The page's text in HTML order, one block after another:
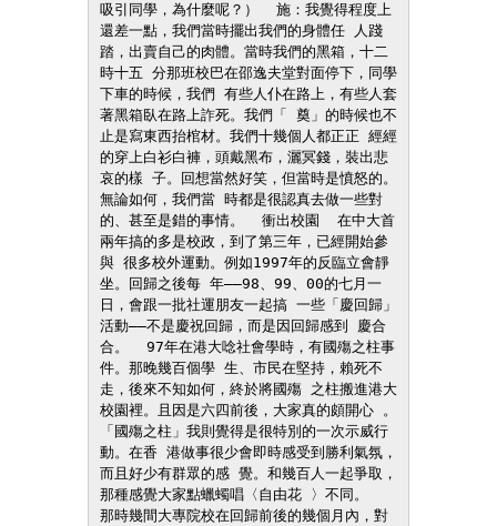
吸引同學，為什麼呢？）  施：我覺得程度上
還差一點，我們當時擺出我們的身體任 人踐
踏，出賣自己的肉體。當時我們的黑箱，十二
時十五 分那班校巴在邵逸夫堂對面停下，同學
下車的時候，我們 有些人仆在路上，有些人套
著黑箱臥在路上詐死。我們「 奠」的時候也不
止是寫東西抬棺材。我們十幾個人都正正 經經
的穿上白衫白褲，頭戴黑布，灑冥錢，裝出悲
哀的樣 子。回想當然好笑，但當時是憤怒的。
無論如何，我們當 時都是很認真去做一些對
的、甚至是錯的事情。  衝出校園  在中大首
兩年搞的多是校政，到了第三年，已經開始參
與 很多校外運動。例如1997年的反臨立會靜
坐。回歸之後每 年——98、99、00的七月一
日，會跟一批社運朋友一起搞 一些「慶回歸」
活動——不是慶祝回歸，而是因回歸感到 慶合
合。  97年在港大唸社會學時，有國殤之柱事
件。那晚幾百個學 生、市民在堅持，賴死不
走，後來不知如何，終於將國殤 之柱搬進港大
校園裡。且因是六四前後，大家真的頗開心 。
「國殤之柱」我則覺得是很特別的一次示威行
動。在香 港做事很少會即時感受到勝利氣氛，
而且好少有群眾的感 覺。和幾百人一起爭取，
那種感覺大家點蠟蠋唱〈自由花 〉不同。
那時幾間大專院校在回歸前後的幾個月內，對